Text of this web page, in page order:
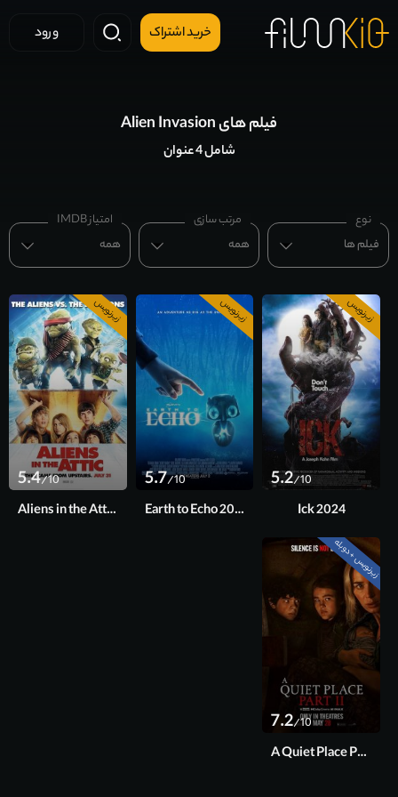
خرید اشتراک ورود
فیلم های Alien Invasion
شامل 4 عنوان
نوع
فیلم ها
مرتب سازی
همه
امتیاز IMDB
همه
زیرنویس
5.2/10
Ick 2024
زیرنویس
5.7/10
Earth to Echo 2014
زیرنویس
5.4/10
Aliens in the Attic 2009
زیرنویس + دوبله
7.2/10
A Quiet Place Part II 2020